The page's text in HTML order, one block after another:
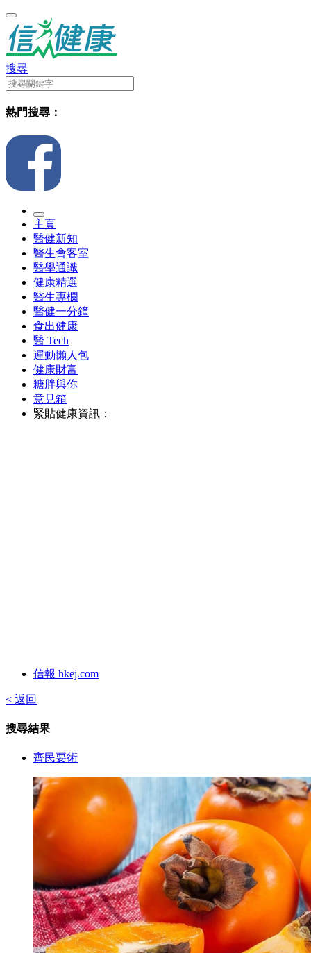
搜尋
熱門搜尋：
主頁
醫健新知
醫生會客室
醫學通識
健康精選
醫生專欄
醫健一分鐘
食出健康
醫 Tech
運動懶人包
健康財富
糖胖與你
意見箱
緊貼健康資訊：
信報 hkej.com
< 返回
搜尋結果
齊民要術